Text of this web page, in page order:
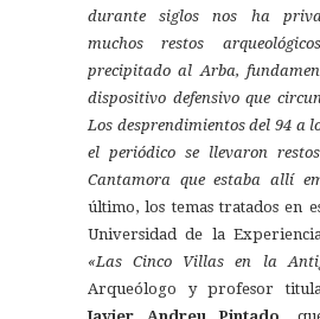
durante siglos nos ha
muchos restos
precipitado al Arba,
dispositivo defensivo que
Los desprendimientos del 94 a
el periódico se llevaron
Cantamora que estaba allí
último, los temas tratados en
Universidad de la
«Las Cinco Villas en la
Arqueólogo y profesor